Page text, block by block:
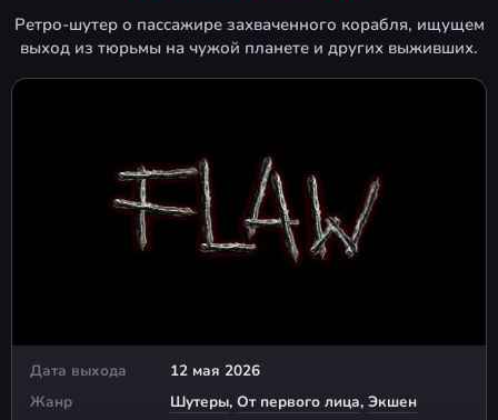
Ретро-шутер о пассажире захваченного корабля, ищущем
выход из тюрьмы на чужой планете и других выживших.
Дата выхода
12 мая 2026
Жанр
Шутеры, От первого лица, Экшен